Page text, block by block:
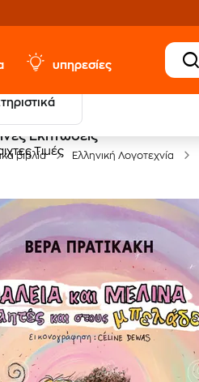
υπηρεσίες
Εκπτώσεις
Τιμές
βιβλία Ελληνική Λογοτεχνία